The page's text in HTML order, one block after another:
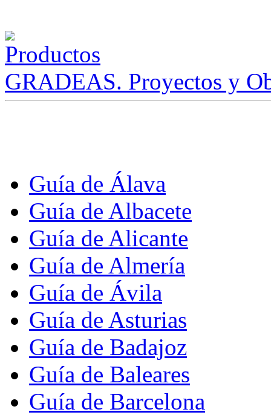
GRADEAS. Proyectos y
Guía de Álava
Guía de Albacete
Guía de Alicante
Guía de Almería
Guía de Ávila
Guía de Asturias
Guía de Badajoz
Guía de Baleares
Guía de Barcelona